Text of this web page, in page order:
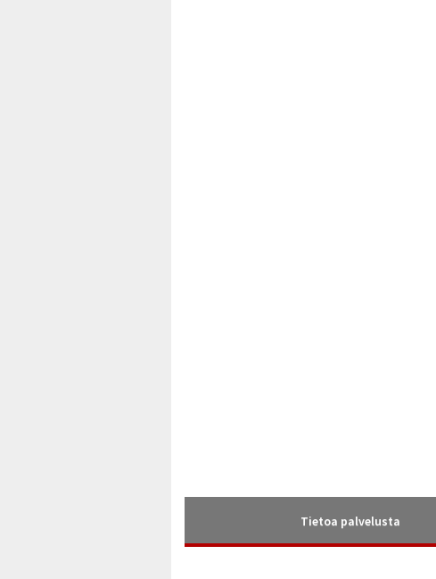
Tietoa palvelusta